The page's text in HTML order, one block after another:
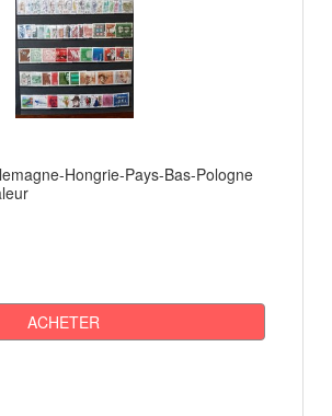
Hongrie-Pays-Bas-Pologne
ACHETER